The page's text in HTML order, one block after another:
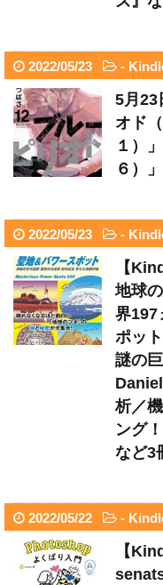
2022/05/23 -
5月23
オド
１）
６）
2022/05/23 -
【
地球
界197
ポッ
謎の
析／
ング
など3
2022/05/22 -
【